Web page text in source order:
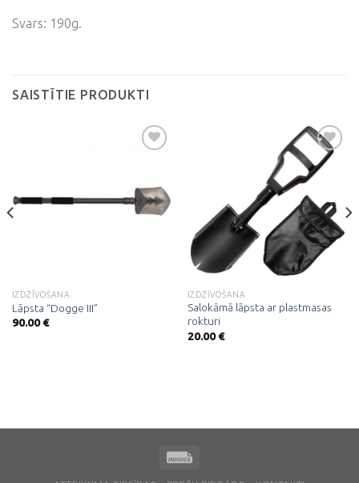
Svars: 190g.
SAISTĪTIE PRODUKTI
Pievienot
vēlmju
sarakstam
IZDZĪVOŠANA
Lāpsta “Dogge III”
90.00€
vēlmju
sarakstam
IZDZĪVOŠANA
Salokāmā lāpsta ar plastmasas
rokturi
20.00€